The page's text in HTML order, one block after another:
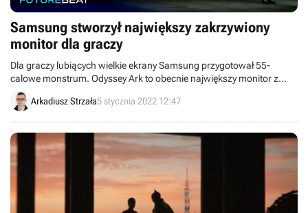
Samsung stworzył największy zakrzywiony
monitor dla graczy
Dla graczy lubiących wielkie ekrany Samsung przygotował 55-
calowe monstrum. Odyssey Ark to obecnie największy monitor z
zakrzywioną matrycą. Oferuje on ciekawe możliwości, gdy zostanie
ustawiony w pionie.
Arkadiusz Strzała5 stycznia 2022 12:47